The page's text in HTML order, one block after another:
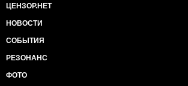
ЦЕНЗОР.НЕТ
НОВОСТИ
СОБЫТИЯ
РЕЗОНАНС
ФОТО